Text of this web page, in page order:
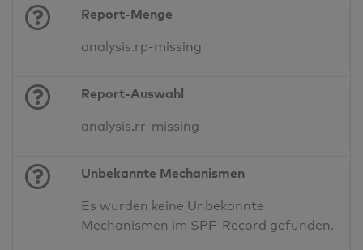
Report-Menge
analysis.rp-missing
Report-Auswahl
analysis.rr-missing
Unbekannte Mechanismen
Es wurden keine Unbekannte
Mechanismen im SPF-Record gefunden.